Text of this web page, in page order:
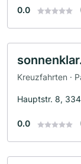
0.0
Kreuzfahrten ·
Hauptstr. 8,
0.0